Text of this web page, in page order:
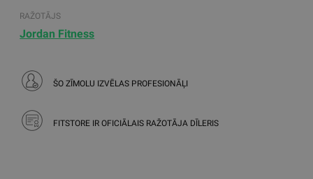
RAŽOTĀJS
Jordan Fitness
ŠO ZĪMOLU IZVĒLAS PROFESIONĀĻI
FITSTORE IR OFICIĀLAIS RAŽOTĀJA DĪLERIS